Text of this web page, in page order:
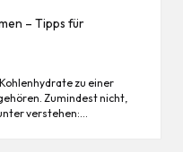
– Tipps für
zu einer
Zumindest nicht,
verstehen:…